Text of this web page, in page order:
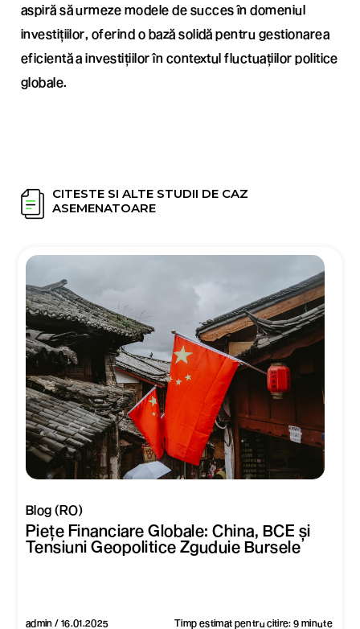
aspiră să urmeze modele de succes în domeniul
investițiilor, oferind o bază solidă pentru gestionarea
eficientă a investițiilor în contextul fluctuațiilor politice
globale.
CITESTE SI ALTE STUDII DE CAZ
ASEMENATOARE
Blog (RO)
Piețe Financiare Globale: China, BCE și
Tensiuni Geopolitice Zguduie Bursele
admin / 16.01.2025 Timp estimat pentru citire: 9 minute